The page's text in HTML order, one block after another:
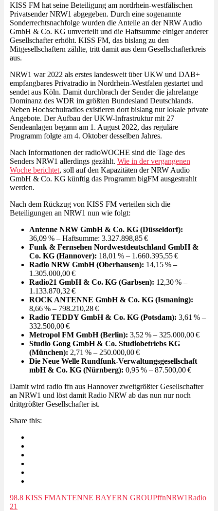
KISS FM hat seine Beteiligung am nordrhein-westfälischen
Privatsender NRW1 abgegeben. Durch eine sogenannte
Sonderrechtsnachfolge wurden die Anteile an der NRW Audio
GmbH & Co. KG umverteilt und die Haftsumme einiger anderer
Gesellschafter erhöht. KISS FM, das bislang zu den
Mitgesellschaftern zählte, tritt damit aus dem Gesellschafterkreis
aus.
NRW1 war 2022 als erstes landesweit über UKW und DAB+
empfangbares Privatradio in Nordrhein-Westfalen gestartet und
sendet aus Köln. Damit durchbrach der Sender die jahrelange
Dominanz des WDR im größten Bundesland Deutschlands.
Neben Hochschulradios existieren dort bislang nur lokale private
Angebote. Der Aufbau der UKW-Infrastruktur mit 27
Sendeanlagen begann am 1. August 2022, das reguläre
Programm folgte am 4. Oktober desselben Jahres.
Nach Informationen der radioWOCHE sind die Tage des
Senders NRW1 allerdings gezählt. Wie in der vergangenen
Woche berichtet, soll auf den Kapazitäten der NRW Audio
GmbH & Co. KG künftig das Programm bigFM ausgestrahlt
werden.
Nach dem Rückzug von KISS FM verteilen sich die
Beteiligungen an NRW1 nun wie folgt:
Antenne NRW GmbH & Co. KG (Düsseldorf):
36,09 % – Haftsumme: 3.327.898,85 €
Funk & Fernsehen Nordwestdeutschland GmbH &
Co. KG (Hannover): 18,01 % – 1.660.395,55 €
Radio NRW GmbH (Oberhausen): 14,15 % –
1.305.000,00 €
Radio21 GmbH & Co. KG (Garbsen): 12,30 % –
1.133.870,32 €
ROCK ANTENNE GmbH & Co. KG (Ismaning):
8,66 % – 798.210,28 €
Radio TEDDY GmbH & Co. KG (Potsdam): 3,61 % –
332.500,00 €
Metropol FM GmbH (Berlin): 3,52 % – 325.000,00 €
Studio Gong GmbH & Co. Studiobetriebs KG
(München): 2,71 % – 250.000,00 €
Die Neue Welle Rundfunk-Verwaltungsgesellschaft
mbH & Co. KG (Nürnberg): 0,95 % – 87.500,00 €
Damit wird radio ffn aus Hannover zweitgrößter Gesellschafter
an NRW1 und löst damit Radio NRW ab das nun nur noch
drittgrößter Gesellschafter ist.
Share this:
98.8 KISS FMANTENNE BAYERN GROUPffnNRW1Radio
21